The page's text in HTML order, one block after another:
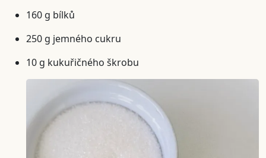
160 g bílků
250 g jemného cukru
10 g kukuřičného škrobu